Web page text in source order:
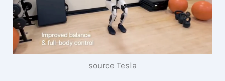
source Tesla